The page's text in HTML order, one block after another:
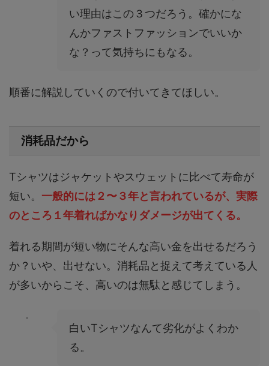
い理由はこの３つだろう。確かにな
んかファストファッションでいいか
な？って気持ちにもなる。
順番に解説していくので付いてきてほしい。
消耗品だから
Tシャツはジャケットやスウェットに比べて寿命が
短い。 一般的には２〜３年と言われているが、実際
のところ１年着ればかなりダメージが出てくる。
着れる期間が短い物にそんな高い金を出せるだろう
か？いや、出せない。消耗品と捉えて考えている人
が多いからこそ、高いのは無駄と感じてしまう。
白いTシャツなんて劣化がよくわか
る。